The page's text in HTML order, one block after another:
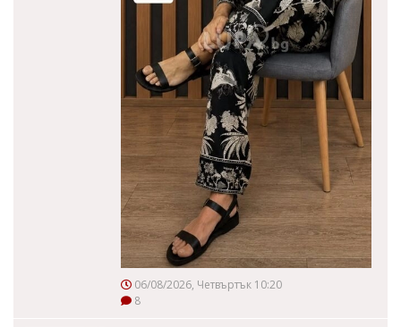
06/08/2026, Четвъртък 10:20
8